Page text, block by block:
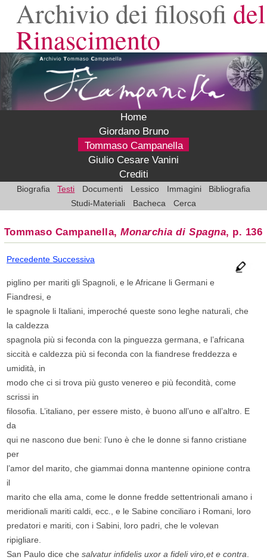
Archivio dei filosofi del
Rinascimento
Home
Giordano Bruno
Tommaso Campanella
Giulio Cesare Vanini
Crediti
Biografia Testi Documenti Lessico Immagini
Bibliografia
Studi-Materiali
Bacheca Cerca
Tommaso Campanella,Monarchia di Spagna, p. 136
PrecedenteSuccessiva
piglino per mariti gli Spagnoli, e le Africane li Germani e
Fiandresi, e
le spagnole li Italiani, imperoché queste sono leghe naturali, che
la caldezza
spagnola più si feconda con la pinguezza germana, e l’africana
siccità e caldezza più si feconda con la fiandrese freddezza e
umidità, in
modo che ci si trova più gusto venereo e più fecondità, come
scrissi in
filosofia. L’italiano, per essere misto, è buono all’uno e all’altro. E
da
qui ne nascono due beni: l’uno è che le donne si fanno cristiane
per
l’amor del marito, che giammai donna mantenne opinione contra
il
marito che ella ama, come le donne fredde settentrionali amano i
meridionali mariti caldi, ecc., e le Sabine conciliaro i Romani, loro
predatori e mariti, con i Sabini, loro padri, che le volevan
ripigliare.
San Paulo dice chesalvatur infidelis uxor a fideli viro,et e contra.